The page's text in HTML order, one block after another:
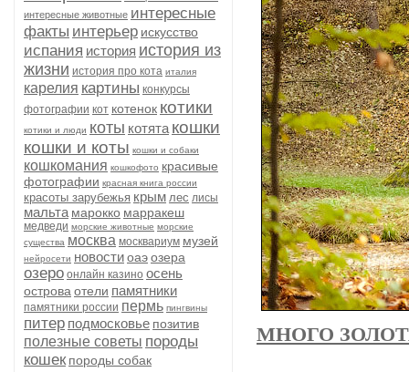
интересные животные интересные
факты интерьер искусство
испания история история из
жизни история про кота италия
карелия картины конкурсы
фотографии кот котенок котики
котики и люди коты котята кошки
кошки и коты кошки и собаки
кошкомания кошкофото красивые
фотографии красная книга россии
красоты зарубежья крым лес лисы
мальта марокко марракеш
медведи морские животные морские
существа москва москвариум музей
нейросети новостиоаэозера
озеро онлайн казино осень
острова отели памятники
памятники россии пермь пингвины
питер подмосковье позитив
полезные советы породы
кошек породы собак
МНОГО